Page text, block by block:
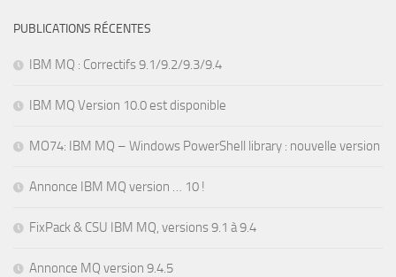
PUBLICATIONS RÉCENTES
IBM MQ : Correctifs 9.1/9.2/9.3/9.4
IBM MQ Version 10.0 est disponible
MO74: IBM MQ – Windows PowerShell library : nouvelle version
Annonce IBM MQ version … 10 !
FixPack & CSU IBM MQ, versions 9.1 à 9.4
Annonce MQ version 9.4.5